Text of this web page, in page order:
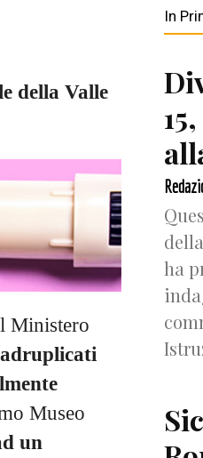
della Valle
Ministero
Museo
un
In
ha